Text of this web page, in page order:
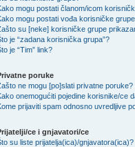
mogu postati članom/icom
mogu postati vođa korisničke
su [neke] korisničke grupe
je “zadana korisnička grupa”?
je “Tim” link?
poruke
ne mogu [po]slati privatne poruke?
onemogućiti pojedine korisnike/ce
prijaviti spam odnosno uvredljive
ce i gnjavatori/ce
su liste prijatelja(ica)/gnjavatora(ica)?